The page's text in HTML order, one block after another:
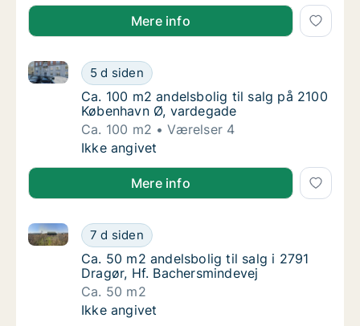
Mere info
Ca. 100 m2 andelsbolig til salg på 2100
5 d siden
Ca. 100 m2 andelsbolig til salg på 2100 København
Ca. 100 m2 andelsbolig til salg på 2100
Ca. 100 m2 andelsbolig til salg på 2100
København Ø, vardegade
Ca. 100 m2
Værelser 4
Ca. 100 m2 andelsbolig til salg på 2100
Ikke angivet
Mere info
Ca. 50 m2 andelsbolig til salg i 2791
7 d siden
Ca. 50 m2 andelsbolig til salg i 2791 Dragør, Hf.
Ca. 50 m2 andelsbolig til salg i 2791
Ca. 50 m2 andelsbolig til salg i 2791
Dragør, Hf. Bachersmindevej
Ca. 50 m2
Ca. 50 m2 andelsbolig til salg i 2791
Ikke angivet